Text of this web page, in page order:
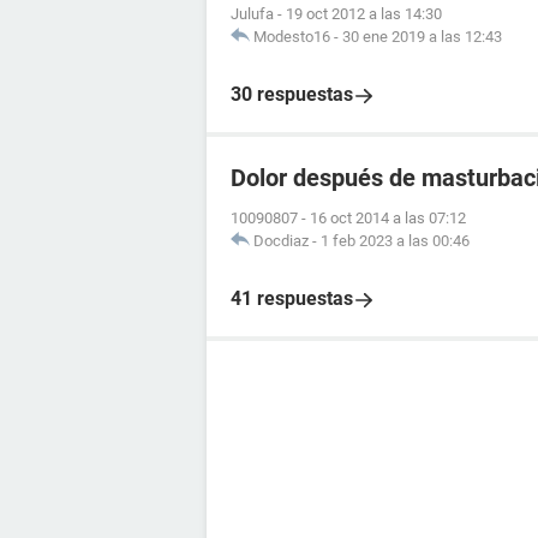
Julufa - 19 oct 2012 a las 14:30
Modesto16 - 30 ene 2019 a las 12:43
30 respuestas
Dolor después de
10090807 - 16 oct 2014 a las 07:12
Docdiaz - 1 feb 2023 a las 00:46
41 respuestas